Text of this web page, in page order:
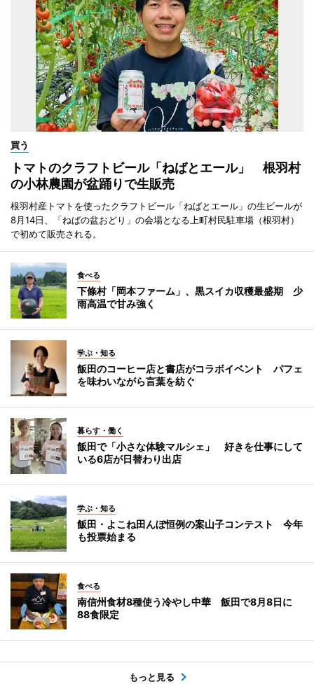
買う
トマトのクラフトビール「ねばとエール」 根羽村
の小林農園が盆踊りで生販売
根羽村産トマトを使ったクラフトビール「ねばとエール」の生ビールが
8月14日、「ねばの盆おどり」の会場となる上町村民駐車場（根羽村）
で初めて販売される。
食べる
下條村「岡本ファーム」、黒スイカ収穫最盛期 少
雨高温で甘み強く
学ぶ・知る
飯田のコーヒー店と書店がコラボイベント パフェ
を味わいながら言葉を紡ぐ
暮らす・働く
飯田で「小さな体験マルシェ」 好きを仕事にして
いる6店が日替わり出店
学ぶ・知る
飯田・よこね田んぼ恒例の案山子コンテスト 今年
も投票始まる
食べる
南信州食材8種使う冷やし中華 飯田で8月8日に
88食限定
もっと見る